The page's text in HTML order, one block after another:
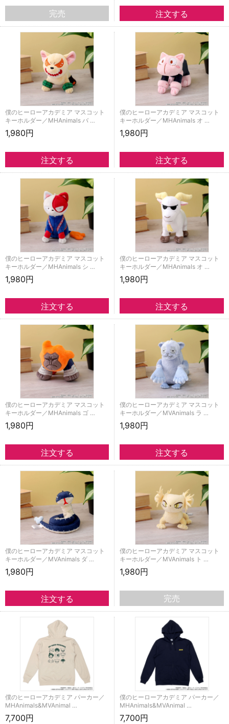
完売
僕のヒーローアカデミア マスコット
キーホルダー／MHAnimals バ …
1,980円
僕のヒーローアカデミア マスコット
キーホルダー／MHAnimals オ …
1,980円
僕のヒーローアカデミア マスコット
キーホルダー／MHAnimals シ …
1,980円
僕のヒーローアカデミア マスコット
キーホルダー／MHAnimals オ …
1,980円
僕のヒーローアカデミア マスコット
キーホルダー／MHAnimals ゴ …
1,980円
僕のヒーローアカデミア マスコット
キーホルダー／MVAnimals ラ …
1,980円
僕のヒーローアカデミア マスコット
キーホルダー／MVAnimals ダ …
1,980円
僕のヒーローアカデミア マスコット
キーホルダー／MVAnimals ト …
1,980円
完売
僕のヒーローアカデミア パーカー／
MHAnimals&MVAnimal …
7,700円
僕のヒーローアカデミア パーカー／
MHAnimals&MVAnimal …
7,700円